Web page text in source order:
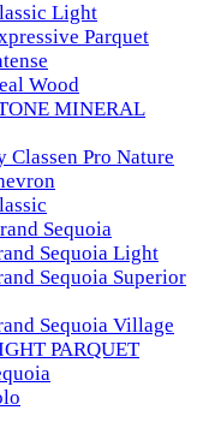
Light
Parquet
Wood
MINERAL
Pro Nature
Sequoia
Sequoia Light
Sequoia Superior
Sequoia Village
PARQUET